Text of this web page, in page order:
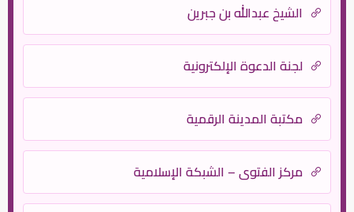
الشيخ عبدالله بن جبرين
لجنة الدعوة الإلكترونية
مكتبة المدينة الرقمية
مركز الفتوى – الشبكة الإسلامية